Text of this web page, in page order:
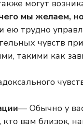
могут
мы желаем,
ею трудно
чувств
такими как
— Обычно у
вам близок,